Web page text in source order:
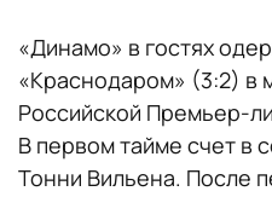
«Динамо» в гостях
«Краснодаром» (3:2) в
Российской Премьер-
В первом тайме счет в
Тонни Вильена. После